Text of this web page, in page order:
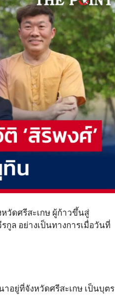
หวัดศรีสะเกษ ผู้ก้าวขึ้นสู่
ล อย่างเป็นทางการเมื่อวันที่
าอยู่ที่จังหวัดศรีสะเกษ เป็นบุตร